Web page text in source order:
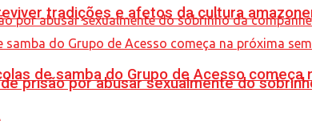
prisão por abusar sexualmente do
tradições e afetos da cultura
de samba do Grupo de Acesso começa